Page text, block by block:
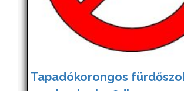
Tapadókorongos